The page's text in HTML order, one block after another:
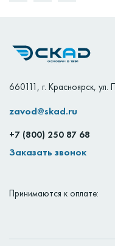
660111 , г. Красноярск, ул.
zavod@skad.ru
+7 (800) 250 87 68
Заказать звонок
Принимаются к оплате: